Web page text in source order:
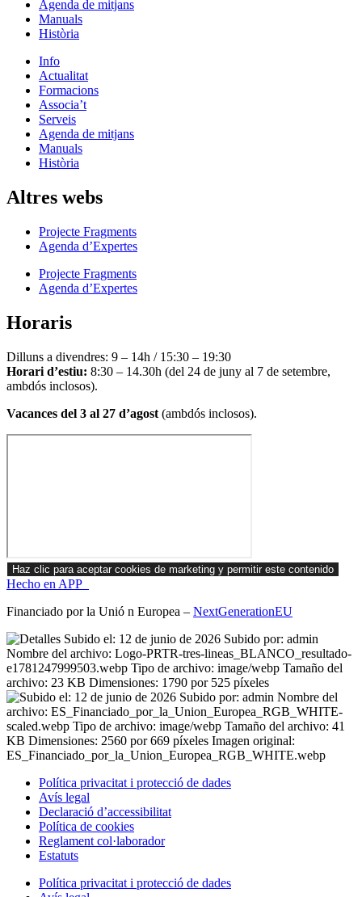
Agenda de mitjans
Manuals
Història
Info
Actualitat
Formacions
Associa’t
Serveis
Agenda de mitjans
Manuals
Història
Altres webs
Projecte Fragments
Agenda d’Expertes
Projecte Fragments
Agenda d’Expertes
Horaris
Dilluns a divendres: 9 – 14h / 15:30 – 19:30
Horari d’estiu: 8:30 – 14.30h (del 24 de juny al 7 de setembre,
ambdós inclosos).
Vacances del 3 al 27 d’agost (ambdós inclosos).
Haz clic para aceptar cookies de marketing y permitir este contenido
Hecho en APP_
Financiado por la Unió n Europea – NextGenerationEU
Política privacitat i protecció de dades
Avís legal
Declaració d’accessibilitat
Política de cookies
Reglament col·laborador
Estatuts
Política privacitat i protecció de dades